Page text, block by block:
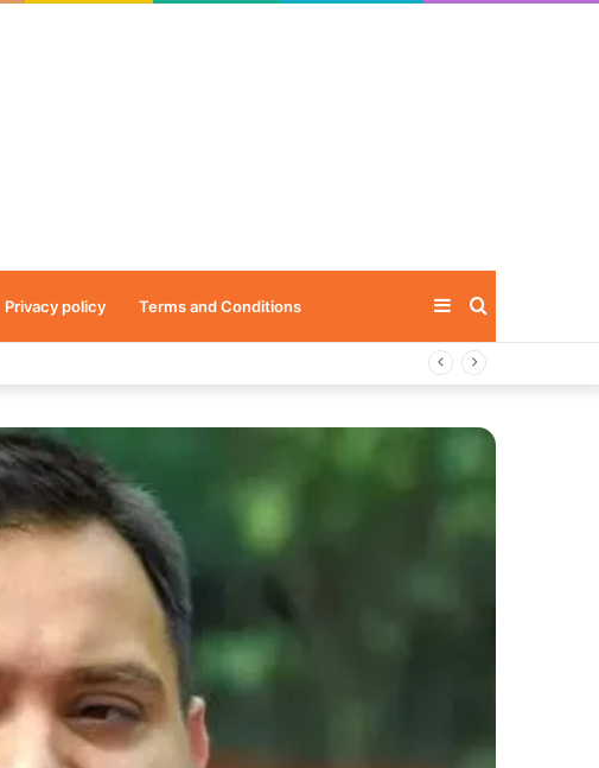
Privacy policy Terms and Conditions Sidebar